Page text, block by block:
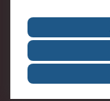
Over RS
RS Group
RS wereldwijd
ESG